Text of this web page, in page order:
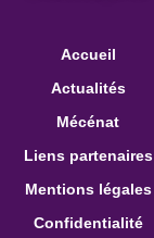
Accueil
Actualités
Mécénat
Liens partenaires
Mentions légales
Confidentialité